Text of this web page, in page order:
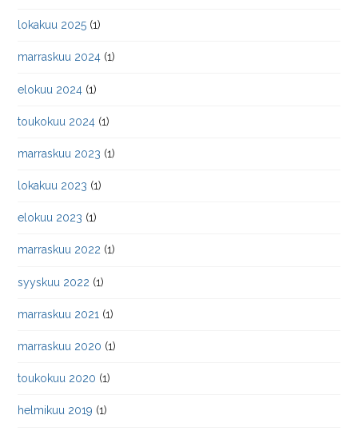
lokakuu 2025 (1)
marraskuu 2024 (1)
elokuu 2024 (1)
toukokuu 2024 (1)
marraskuu 2023 (1)
lokakuu 2023 (1)
elokuu 2023 (1)
marraskuu 2022 (1)
syyskuu 2022 (1)
marraskuu 2021 (1)
marraskuu 2020 (1)
toukokuu 2020 (1)
helmikuu 2019 (1)